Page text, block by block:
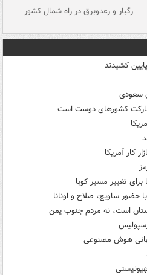
رگبار و رعدوبرق در راه شمال کشور
کشیدند
سعودی
کشورهای دوست است
کار آمریکا
تغییر مسیر کوبا
حضور ساویچ، صلاح و اونانا
است، نه مردم جنوب یمن
هوش مصنوعی